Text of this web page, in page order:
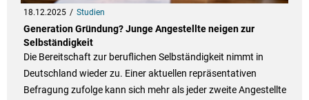
18.12.2025 Studien
Generation Gründung? Junge Angestellte neigen zur
Selbständigkeit
Die Bereitschaft zur beruflichen Selbständigkeit nimmt in
Deutschland wieder zu. Einer aktuellen repräsentativen
Befragung zufolge kann sich mehr als jeder zweite Angestellte